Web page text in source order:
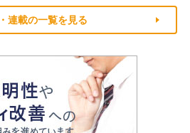
連載の一覧を見る